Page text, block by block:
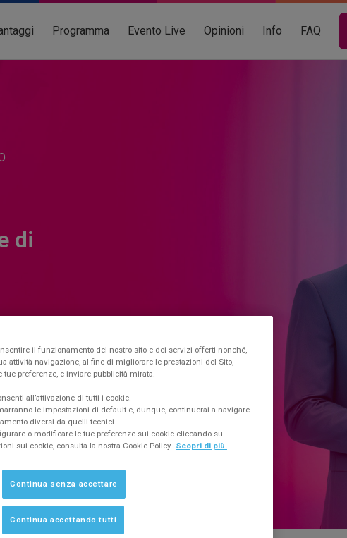
Programma Evento Live Opinioni Info FAQ
di
il funzionamento del nostro sito e dei servizi offerti nonché,
attività navigazione, al fine di migliorare le prestazioni del Sito,
preferenze, e inviare pubblicità mirata.
all’attivazione di tutti i cookie.
le impostazioni di default e, dunque, continuerai a navigare
diversi da quelli tecnici.
o modificare le tue preferenze sui cookie cliccando su
sui cookie, consulta la nostra Cookie Policy. Scopri di più.
Continua senza accettare
Continua accettando tutti